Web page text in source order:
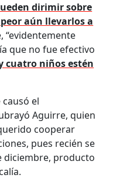
dirimir sobre
aún llevarlos a
“evidentemente
que no fue efectivo
cuatro niños estén
el
Aguirre, quien
cooperar
pues recién se
diciembre, producto